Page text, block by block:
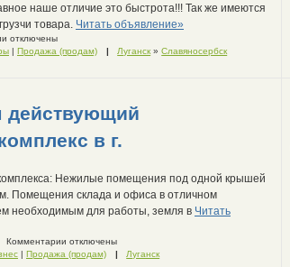
наше отличие это быстрота!!! Так же имеются
товара. Читать объявление»
отключены
| Продажа (продам) | Луганск »Славяносербск
действующий
в г.
Нежилые помещения под одной крышей
Помещения склада и офиса в отличном
необходимым для работы, земля в Читать
Комментарии отключены
| Продажа (продам) | Луганск